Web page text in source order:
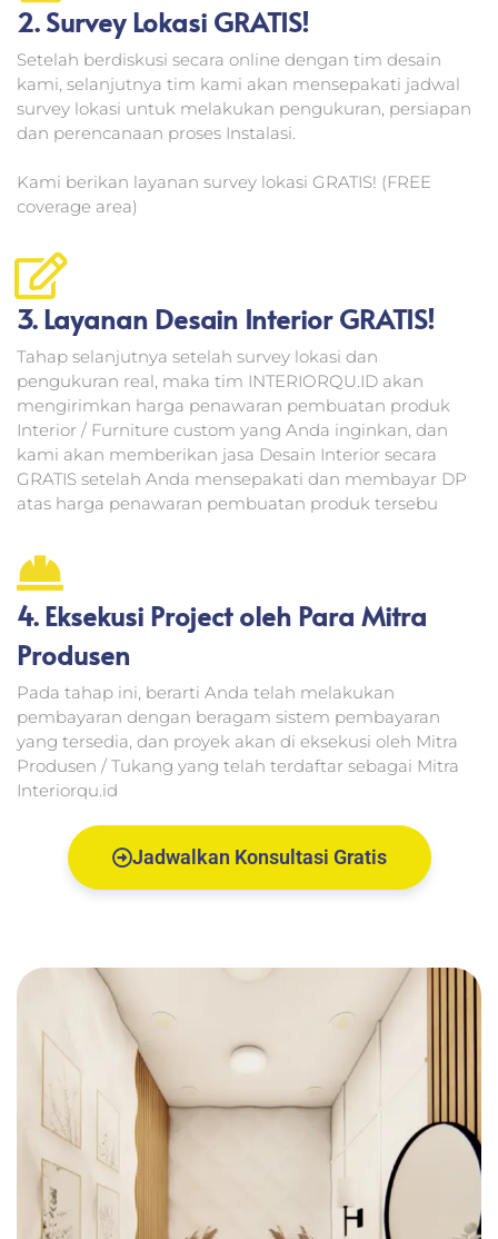
2. Survey Lokasi GRATIS!
Setelah berdiskusi secara online dengan tim desain
kami, selanjutnya tim kami akan mensepakati jadwal
survey lokasi untuk melakukan pengukuran, persiapan
dan perencanaan proses Instalasi.
Kami berikan layanan survey lokasi GRATIS! (FREE
coverage area)
3. Layanan Desain Interior GRATIS!
Tahap selanjutnya setelah survey lokasi dan
pengukuran real, maka tim INTERIORQU.ID akan
mengirimkan harga penawaran pembuatan produk
Interior / Furniture custom yang Anda inginkan, dan
kami akan memberikan jasa Desain Interior secara
GRATIS setelah Anda mensepakati dan membayar DP
atas harga penawaran pembuatan produk tersebu
4. Eksekusi Project oleh Para Mitra
Produsen
Pada tahap ini, berarti Anda telah melakukan
pembayaran dengan beragam sistem pembayaran
yang tersedia, dan proyek akan di eksekusi oleh Mitra
Produsen / Tukang yang telah terdaftar sebagai Mitra
Interiorqu.id
Jadwalkan Konsultasi Gratis